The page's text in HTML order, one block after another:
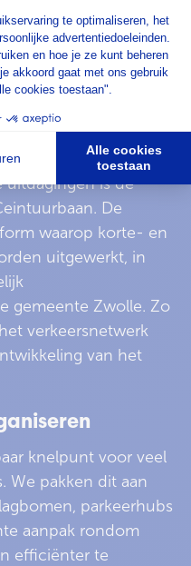
hoe je
werkgroep
neemt deze uitdaging
die nu én op de
uitdagingen is de
De
waarop korte- en
uitgewerkt, in
gemeente Zwolle. Zo
verkeersnetwerk
van het
knelpunt voor veel
We pakken dit aan
parkeerhubs
aanpak rondom
efficiënter te